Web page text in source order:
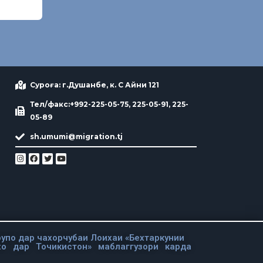
Суроға: г.Душанбе, к. С Айни 121
Тел/факс:+992-225-05-75, 225-05-91, 225-
05-89
sh.umumi@migration.tj
дар чахорчубаи Лоихаи «Бехтаркунии
дар Точикистон» маблаггузори карда